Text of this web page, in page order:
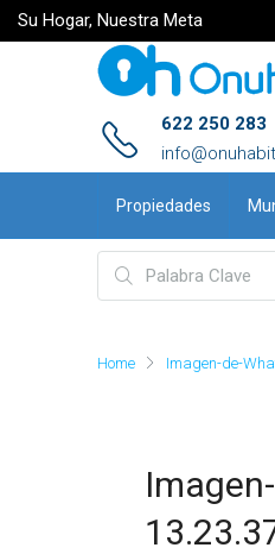
Su Hogar, Nuestra Meta
622 250 283
Propiedades
Home Imagen-de-